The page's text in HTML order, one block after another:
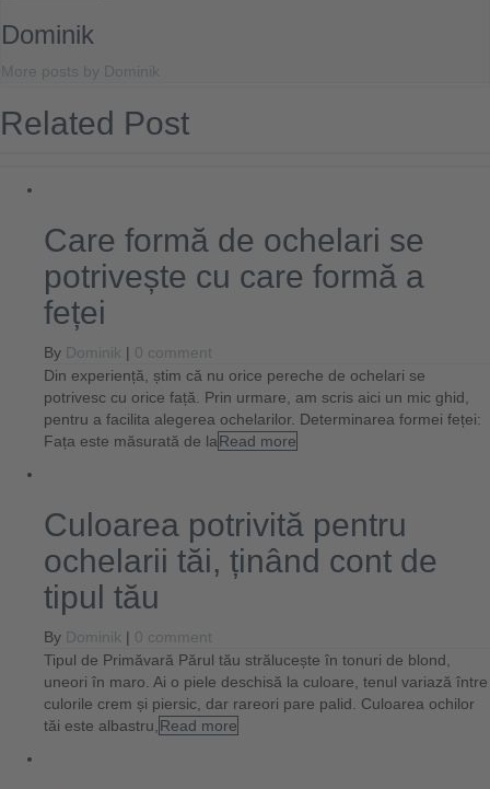
Dominik
More posts by Dominik
Related Post
Care formă de ochelari se
potrivește cu care formă a
feței
By Dominik | 0 comment
Din experiență, știm că nu orice pereche de ochelari se
potrivesc cu orice față. Prin urmare, am scris aici un mic ghid,
pentru a facilita alegerea ochelarilor. Determinarea formei feței:
Fața este măsurată de laRead more
Culoarea potrivită pentru
ochelarii tăi, ținând cont de
tipul tău
By Dominik | 0 comment
Tipul de Primăvară Părul tău strălucește în tonuri de blond,
uneori în maro. Ai o piele deschisă la culoare, tenul variază între
culorile crem și piersic, dar rareori pare palid. Culoarea ochilor
tăi este albastru, Read more